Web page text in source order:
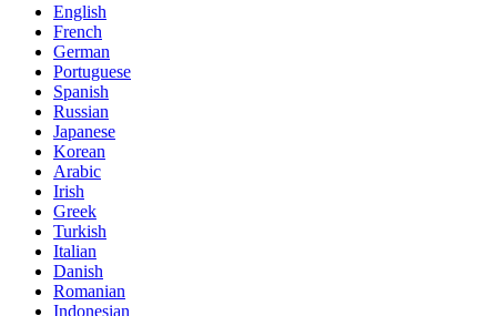
English
French
German
Portuguese
Spanish
Russian
Japanese
Korean
Arabic
Irish
Greek
Turkish
Italian
Danish
Romanian
Indonesian